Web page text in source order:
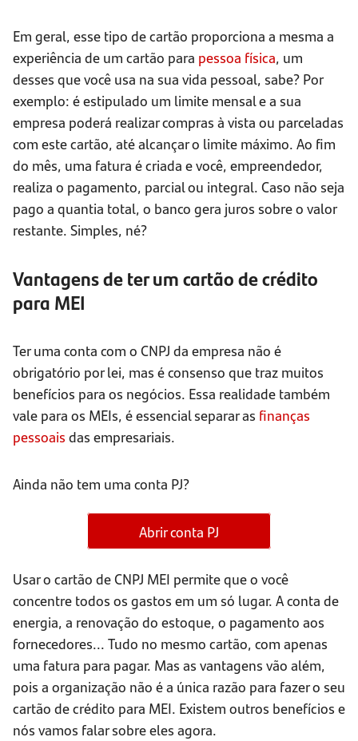
Em geral, esse tipo de cartão proporciona a mesma a
experiência de um cartão para pessoa física, um
desses que você usa na sua vida pessoal, sabe? Por
exemplo: é estipulado um limite mensal e a sua
empresa poderá realizar compras à vista ou parceladas
com este cartão, até alcançar o limite máximo. Ao fim
do mês, uma fatura é criada e você, empreendedor,
realiza o pagamento, parcial ou integral. Caso não seja
pago a quantia total, o banco gera juros sobre o valor
restante. Simples, né?
Vantagens de ter um cartão de crédito
para MEI
Ter uma conta com o CNPJ da empresa não é
obrigatório por lei, mas é consenso que traz muitos
benefícios para os negócios. Essa realidade também
vale para os MEIs, é essencial separar as finanças
pessoais das empresariais.
Ainda não tem uma conta PJ?
Abrir conta PJ
Usar o cartão de CNPJ MEI permite que o você
concentre todos os gastos em um só lugar. A conta de
energia, a renovação do estoque, o pagamento aos
fornecedores... Tudo no mesmo cartão, com apenas
uma fatura para pagar. Mas as vantagens vão além,
pois a organização não é a única razão para fazer o seu
cartão de crédito para MEI. Existem outros benefícios e
nós vamos falar sobre eles agora.